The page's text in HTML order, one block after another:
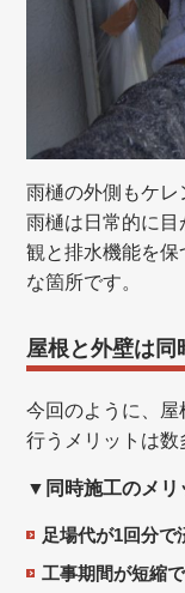
雨樋の外側もケレ
雨樋は日常的に
観と排水機能を
な箇所です。
屋根と外壁は同
今回のように、
行うメリットは数
▼同時施工のメリ
足場代が1回分で
工事期間が短縮